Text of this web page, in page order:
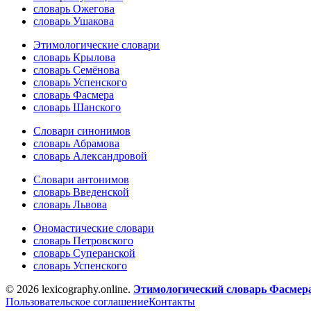
словарь Ожегова
словарь Ушакова
Этимологические словари
словарь Крылова
словарь Семёнова
словарь Успенского
словарь Фасмера
словарь Шанского
Словари синонимов
словарь Абрамова
словарь Александровой
Словари антонимов
словарь Введенской
словарь Львова
Ономастические словари
словарь Петровского
словарь Суперанской
словарь Успенского
© 2026 lexicography.online. Этимологический словарь
Пользовательское соглашениеКонтакты